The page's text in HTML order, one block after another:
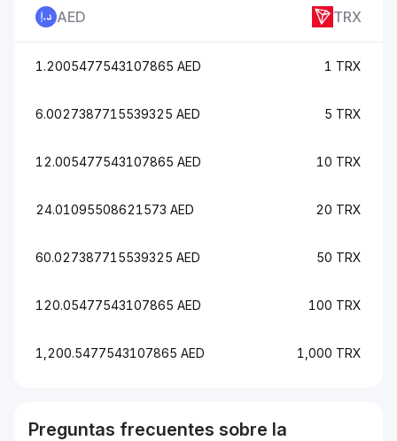
AED TRX
1.2005477543107865 AED 1 TRX
6.0027387715539325 AED 5 TRX
12.005477543107865 AED 10 TRX
24.01095508621573 AED 20 TRX
60.027387715539325 AED 50 TRX
120.05477543107865 AED 100 TRX
1,200.5477543107865 AED 1,000 TRX
Preguntas frecuentes sobre la